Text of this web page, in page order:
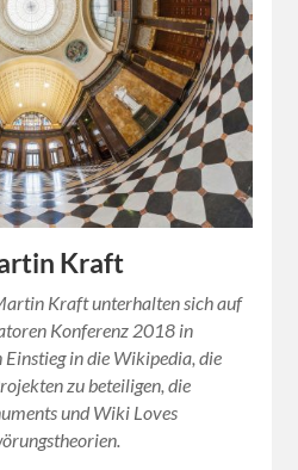
Kraft
Kraft unterhalten sich auf
Konferenz 2018 in
Einstieg in die Wikipedia, die
zu beteiligen, die
und Wiki Loves